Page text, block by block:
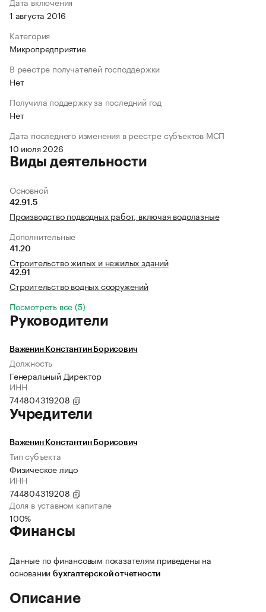
1 августа 2016
Категория
Микропредприятие
В реестре получателей господдержки
Нет
Получила поддержку за последний год
Нет
Дата последнего изменения в реестре субъектов МСП
10 июля 2026
Виды деятельности
Основной
42.91.5
Производство подводных работ, включая водолазные
Дополнительные
41.20
Строительство жилых и нежилых зданий
42.91
Строительство водных сооружений
Посмотреть все (5)
Руководители
Важенин Константин Борисович
Должность
Генеральный Директор
ИНН
744804319208
Учредители
Важенин Константин Борисович
Тип субъекта
Физическое лицо
ИНН
744804319208
Доля в уставном капитале
100%
Финансы
Данные по финансовым показателям приведены на
основании бухгалтерской отчетности
Описание